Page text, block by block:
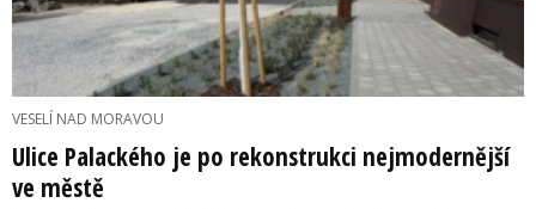
VESELÍ NAD MORAVOU
Ulice Palackého je po rekonstrukci nejmodernější
ve městě